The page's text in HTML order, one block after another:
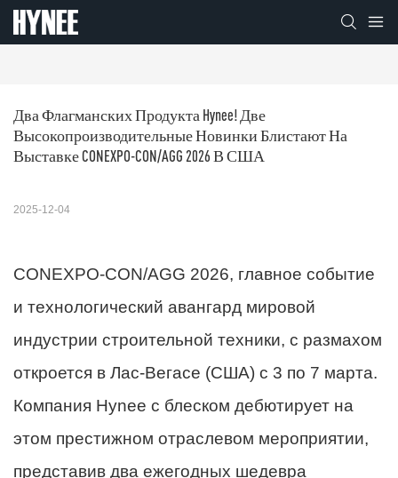
Два Флагманских Продукта Hynee! Две
Высокопроизводительные Новинки Блистают На
Выставке CONEXPO-CON/AGG 2026 В США
2025-12-04
CONEXPO-CON/AGG 2026, главное событие
и технологический авангард мировой
индустрии строительной техники, с размахом
откроется в Лас-Вегасе (США) с 3 по 7 марта.
Компания Hynee с блеском дебютирует на
этом престижном отраслевом мероприятии,
представив два ежегодных шедевра